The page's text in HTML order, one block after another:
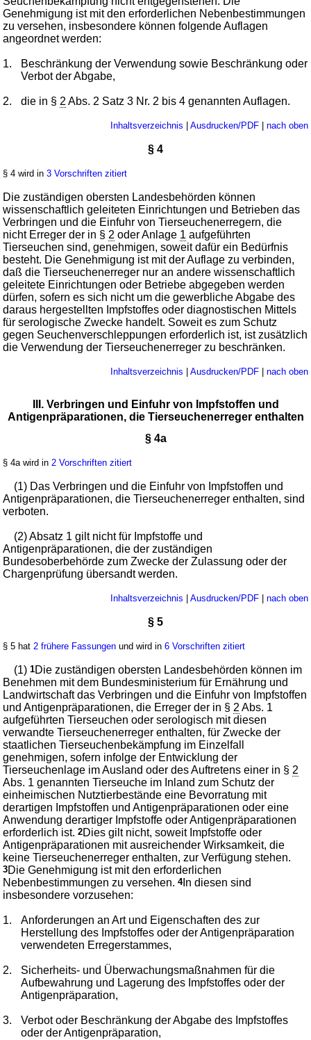
Genehmigung ist mit den erforderlichen Nebenbestimmungen
zu versehen, insbesondere können folgende Auflagen
angeordnet werden:
1.
Beschränkung der Verwendung sowie Beschränkung oder
Verbot der Abgabe,
2. die in § 2 Abs. 2 Satz 3 Nr. 2 bis 4 genannten Auflagen.
Inhaltsverzeichnis | Ausdrucken/PDF| nach oben
§ 4
§ 4 wird in3 Vorschriften zitiert
Die zuständigen obersten Landesbehörden können
wissenschaftlich geleiteten Einrichtungen und Betrieben das
Verbringen und die Einfuhr von Tierseuchenerregern, die
nicht Erreger der in § 2 oder Anlage 1 aufgeführten
Tierseuchen sind, genehmigen, soweit dafür ein Bedürfnis
besteht. Die Genehmigung ist mit der Auflage zu verbinden,
daß die Tierseuchenerreger nur an andere wissenschaftlich
geleitete Einrichtungen oder Betriebe abgegeben werden
dürfen, sofern es sich nicht um die gewerbliche Abgabe des
daraus hergestellten Impfstoffes oder diagnostischen Mittels
für serologische Zwecke handelt. Soweit es zum Schutz
gegen Seuchenverschleppungen erforderlich ist, ist zusätzlich
die Verwendung der Tierseuchenerreger zu beschränken.
Inhaltsverzeichnis | Ausdrucken/PDF| nach oben
III. Verbringen und Einfuhr von Impfstoffen und
Antigenpräparationen, die Tierseuchenerreger enthalten
§ 4a
§ 4a wird in2 Vorschriften zitiert
(1) Das Verbringen und die Einfuhr von Impfstoffen und
Antigenpräparationen, die Tierseuchenerreger enthalten, sind
verboten.
(2) Absatz 1 gilt nicht für Impfstoffe und
Antigenpräparationen, die der zuständigen
Bundesoberbehörde zum Zwecke der Zulassung oder der
Chargenprüfung übersandt werden.
Inhaltsverzeichnis Ausdrucken/PDF| nach oben
§ 5
§ 5 hat2 frühere Fassungen und wird in6 Vorschriften zitiert
(1)1Die zuständigen obersten Landesbehörden können im
Benehmen mit dem Bundesministerium für Ernährung und
Landwirtschaft das Verbringen und die Einfuhr von Impfstoffen
und Antigenpräparationen, die Erreger der in § 2 Abs. 1
aufgeführten Tierseuchen oder serologisch mit diesen
verwandte Tierseuchenerreger enthalten, für Zwecke der
staatlichen Tierseuchenbekämpfung im Einzelfall
genehmigen, sofern infolge der Entwicklung der
Tierseuchenlage im Ausland oder des Auftretens einer in § 2
Abs. 1 genannten Tierseuche im Inland zum Schutz der
einheimischen Nutztierbestände eine Bevorratung mit
derartigen Impfstoffen und Antigenpräparationen oder eine
Anwendung derartiger Impfstoffe oder Antigenpräparationen
erforderlich ist.2Dies gilt nicht, soweit Impfstoffe oder
Antigenpräparationen mit ausreichender Wirksamkeit, die
keine Tierseuchenerreger enthalten, zur Verfügung stehen.
3Die Genehmigung ist mit den erforderlichen
Nebenbestimmungen zu versehen.4In diesen sind
insbesondere vorzusehen:
1.
Anforderungen an Art und Eigenschaften des zur
Herstellung des Impfstoffes oder der Antigenpräparation
verwendeten Erregerstammes,
2.
Sicherheits- und Überwachungsmaßnahmen für die
Aufbewahrung und Lagerung des Impfstoffes oder der
Antigenpräparation,
3.
Verbot oder Beschränkung der Abgabe des Impfstoffes
oder der Antigenpräparation,